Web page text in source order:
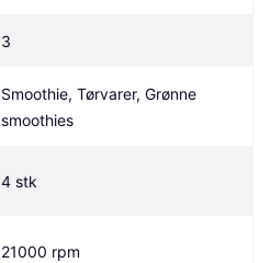
3
Smoothie, Tørvarer, Grønne
smoothies
4 stk
21000 rpm